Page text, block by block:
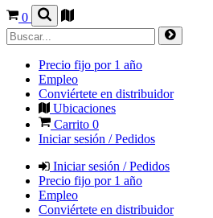
0
Precio fijo por 1 año
Empleo
Conviértete en distribuidor
Ubicaciones
Carrito 0
Iniciar sesión / Pedidos
Iniciar sesión / Pedidos
Precio fijo por 1 año
Empleo
Conviértete en distribuidor